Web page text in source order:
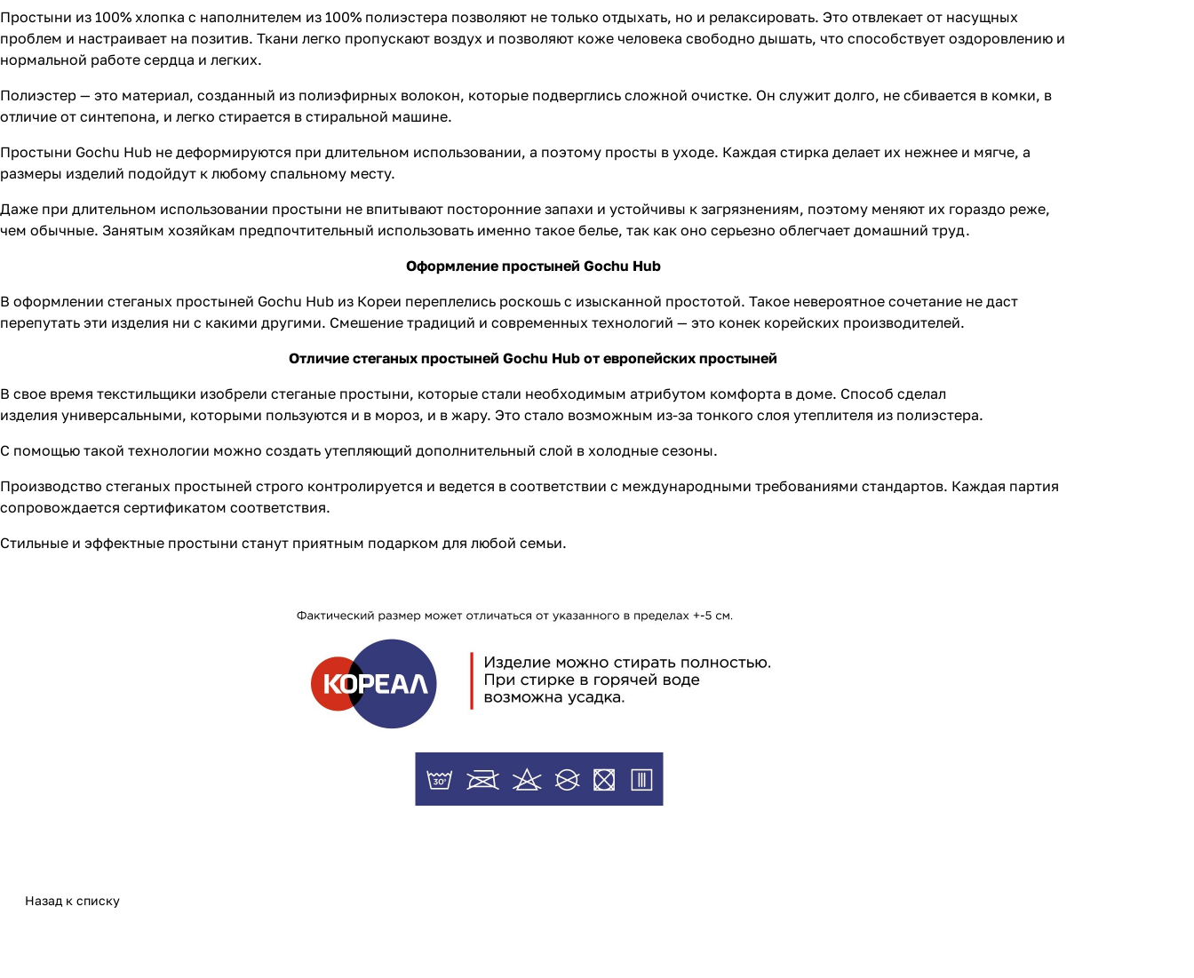
Простыни из 100% хлопка с наполнителем из 100% полиэстера позволяют не только отдыхать, но и релаксировать. Это отвлекает от насущных
проблем и настраивает на позитив. Ткани легко пропускают воздух и позволяют коже человека свободно дышать, что способствует оздоровлению и
нормальной работе сердца и легких.
Полиэстер — это материал, созданный из полиэфирных волокон, которые подверглись сложной очистке. Он служит долго, не сбивается в комки, в
отличие от синтепона, и легко стирается в стиральной машине.
Простыни Gochu Hub не деформируются при длительном использовании, а поэтому просты в уходе. Каждая стирка делает их нежнее и мягче, а
размеры изделий подойдут к любому спальному месту.
Даже при длительном использовании простыни не впитывают посторонние запахи и устойчивы к загрязнениям, поэтому меняют их гораздо реже,
чем обычные. Занятым хозяйкам предпочтительный использовать именно такое белье, так как оно серьезно облегчает домашний труд.
Оформление простыней Gochu Hub
В оформлении стеганых простыней Gochu Hub из Кореи переплелись роскошь с изысканной простотой. Такое невероятное сочетание не даст
перепутать эти изделия ни с какими другими. Смешение традиций и современных технологий — это конек корейских производителей.
Отличие стеганых простыней Gochu Hub от европейских простыней
В свое время текстильщики изобрели стеганые простыни, которые стали необходимым атрибутом комфорта в доме. Способ сделал
изделия универсальными, которыми пользуются и в мороз, и в жару. Это стало возможным из-за тонкого слоя утеплителя из полиэстера.
С помощью такой технологии можно создать утепляющий дополнительный слой в холодные сезоны.
Производство стеганых простыней строго контролируется и ведется в соответствии с международными требованиями стандартов. Каждая партия
сопровождается сертификатом соответствия.
Стильные и эффектные простыни станут приятным подарком для любой семьи.
Назад к списку